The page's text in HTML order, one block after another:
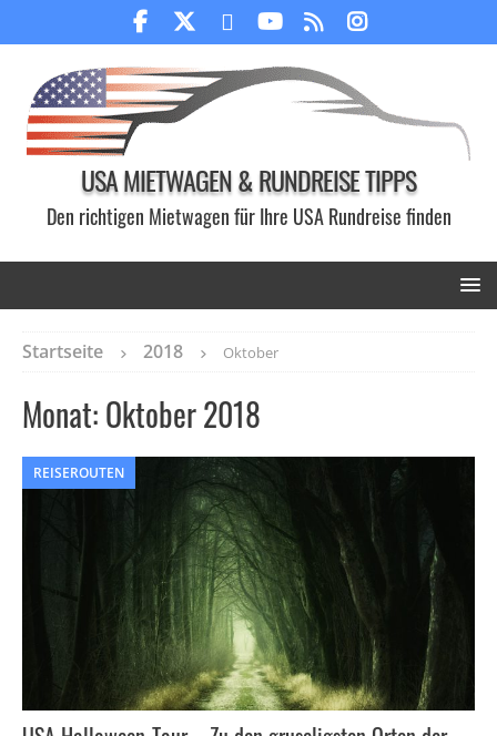
USA MIETWAGEN & RUNDREISE TIPPS
Den richtigen Mietwagen für Ihre USA Rundreise finden
Startseite 2018 Oktober
Monat:Oktober 2018
REISEROUTEN